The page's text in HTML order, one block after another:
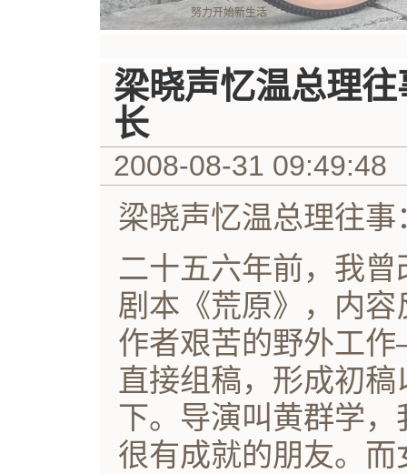
努力开始新生活
梁晓声忆温总理
长
2008-08-31 09:49:48
梁晓声忆温总理往
二十五六年前，我
剧本《荒原》，内
作者艰苦的野外工
直接组稿，形成初稿
下。导演叫黄群学
很有成就的朋友。